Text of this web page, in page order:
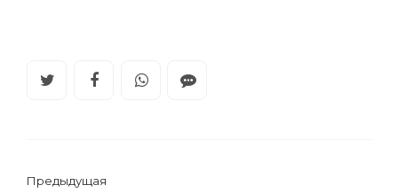
Предыдущая